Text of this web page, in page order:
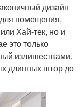
дизайн
помещения,
Хай-тек, но и
это только
излишествами.
длинных штор до